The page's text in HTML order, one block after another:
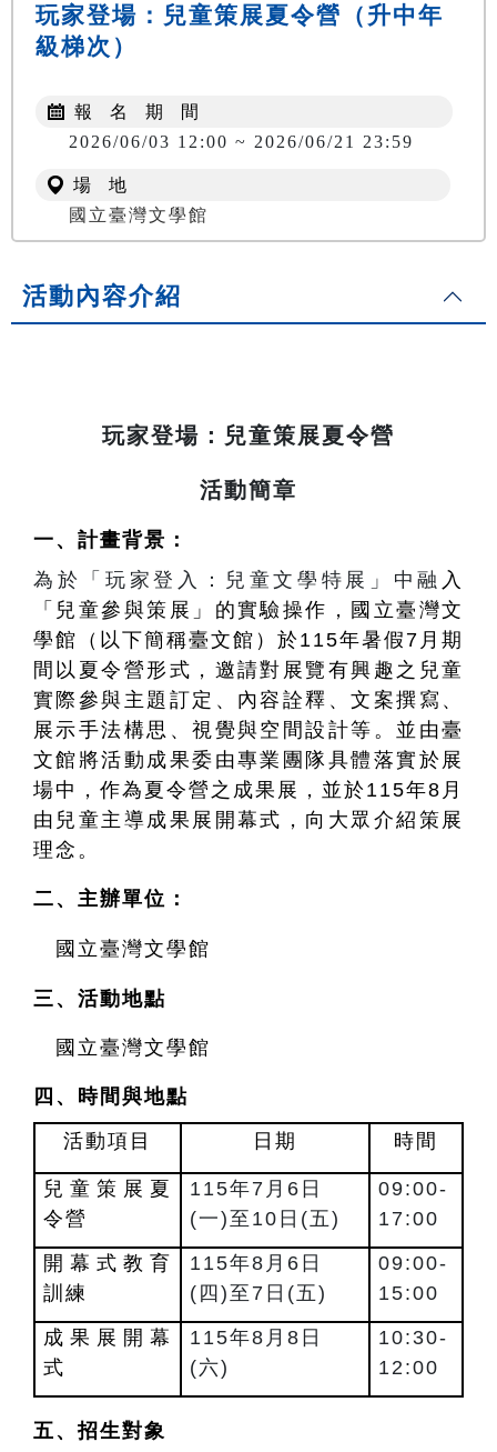
玩家登場：兒童策展夏令營（升中年
級梯次）
報 名 期 間
2026/06/03 12:00 ~ 2026/06/21 23:59
場 地
國立臺灣文學館
活動內容介紹
玩家登場：兒童策展夏令營
活動簡章
一、計畫背景：
為於「玩家登入：兒童文學特展」中融 入
「兒童參與策展」的實驗操作，國立臺灣文
學館（以下簡稱臺文館）於115年暑假7月期
間以夏令營形式，邀請對展覽有興趣之兒童
實際參與主題訂定、內容詮釋、文案撰寫、
展示手法構思、視覺與空間設計等。並由臺
文館將活動成果委由專業團隊具體落實於展
場中，作為夏令營之成果展，並於115年8月
由兒童主導成果展開幕式，向大眾介紹策展
理念。
二、主辦單位：
國立臺灣文學館
三、活動地點
國立臺灣文學館
四、時間與地點
活動項目
日期 時間
兒童策展夏
令營
115年7月6日
(一)至10日(五)
09:00-
17:00
開幕式教育
訓練
115年8月6日
(四)至7日(五)
09:00-
15:00
成果展開幕
式
115年8月8日
(六)
10:30-
12:00
五、招生對象